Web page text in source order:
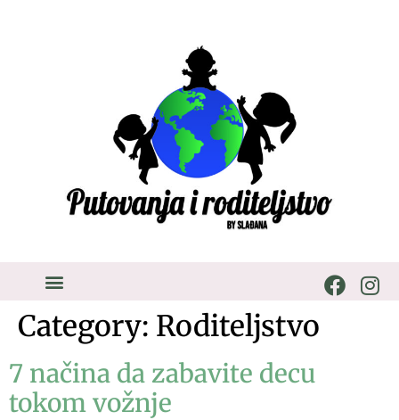
Category: Roditeljstvo
7 načina da zabavite decu
tokom vožnje